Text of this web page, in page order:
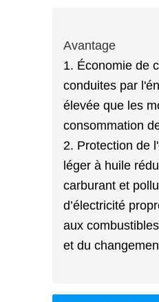
Avantage
1. Économie de
conduites par
élevée que les
consommation
2. Protection de
léger à huile
carburant et
d’électricité
aux
et du